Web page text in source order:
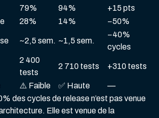
79% 94%
+15 pts
28% 14% −50%
~2,5 sem. ~1,5 sem.
−40%
cycles
2 400
tests
2 710 tests +310 tests
⚠️ Faible ✅ Haute
—
des cycles de release n’est pas venue
Elle est venue de la